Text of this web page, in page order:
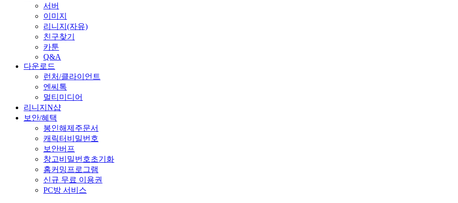
서버
이미지
리니지(자유)
친구찾기
카툰
Q&A
다운로드
런처/클라이언트
엔씨톡
멀티미디어
리니지N샵
보안/혜택
봉인해제주문서
캐릭터비밀번호
보안버프
창고비밀번호초기화
홈커밍프로그램
신규 무료 이용권
PC방 서비스